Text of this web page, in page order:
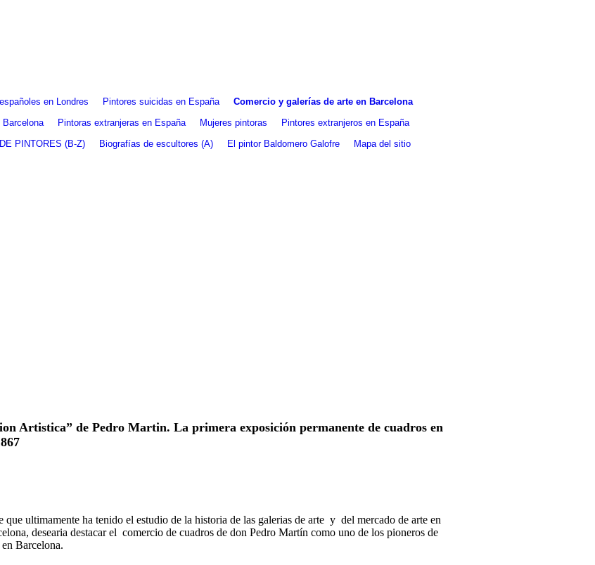
en Londres Pintores suicidas en España
Comercio y galerías de arte en Barcelona
Pintoras extranjeras en España Mujeres pintoras
Pintores extranjeros en España
PINTORES (B-Z) Biografías de escultores (A) El pintor Baldomero Galofre
Mapa del sitio
Artistica” de Pedro Martin. La primera exposición permanente de cuadros en
que ultimamente ha tenido el estudio de la historia de las galerias de arte y del mercado de arte en
desearia destacar el comercio de cuadros de don Pedro Martín como uno de los pioneros de
Barcelona.